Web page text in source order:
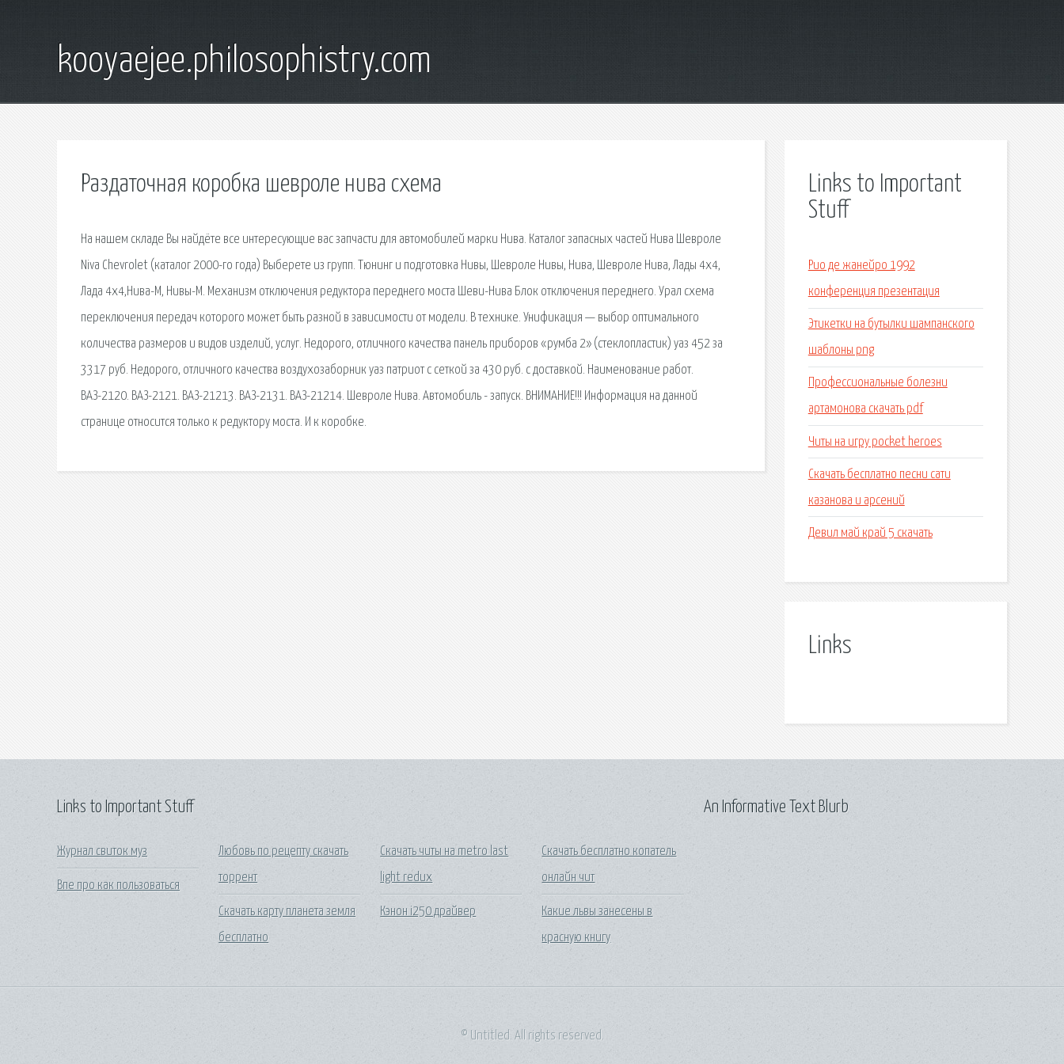
kooyaejee.philosophistry.com
Раздаточная коробка шевроле нива схема
На нашем складе Вы найдёте все интересующие вас запчасти для автомобилей марки Нива. Каталог запасных частей Нива Шевроле
Niva Chevrolet (каталог 2000-го года) Выберете из групп. Тюнинг и подготовка Нивы, Шевроле Нивы, Нива, Шевроле Нива, Лады 4х4,
Лада 4х4,Нива-М, Нивы-М. Механизм отключения редуктора переднего моста Шеви-Нива Блок отключения переднего. Урал схема
переключения передач которого может быть разной в зависимости от модели. В технике. Унификация — выбор оптимального
количества размеров и видов изделий, услуг. Недорого, отличного качества панель приборов «румба 2» (стеклопластик) уаз 452 за
3317 руб. Недорого, отличного качества воздухозаборник уаз патриот с сеткой за 430 руб. с доставкой. Наименование работ.
ВАЗ-2120. ВАЗ-2121. ВАЗ-21213. ВАЗ-2131. ВАЗ-21214. Шевроле Нива. Автомобиль - запуск. ВНИМАНИЕ!!! Информация на данной
странице относится только к редуктору моста. И к коробке.
Links to Important
Stuff
Рио де жанейро 1992
конференция презентация
Этикетки на бутылки шампанского
шаблоны png
Профессиональные болезни
артамонова скачать pdf
Читы на игру pocket heroes
Скачать бесплатно песни сати
казанова и арсений
Девил май край 5 скачать
Links
Links to Important Stuff
Журнал свиток муз
Впе про как пользоваться
Любовь по рецепту скачать
торрент
Скачать карту планета земля
бесплатно
Скачать читы на metro last
light redux
Кэнон i250 драйвер
Скачать бесплатно копатель
онлайн чит
Какие львы занесены в
красную книгу
An Informative Text Blurb
© Untitled. All rights reserved.